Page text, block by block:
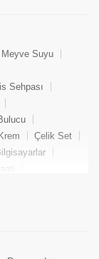
Meyve Suyu
Sehpası
Çelik Set